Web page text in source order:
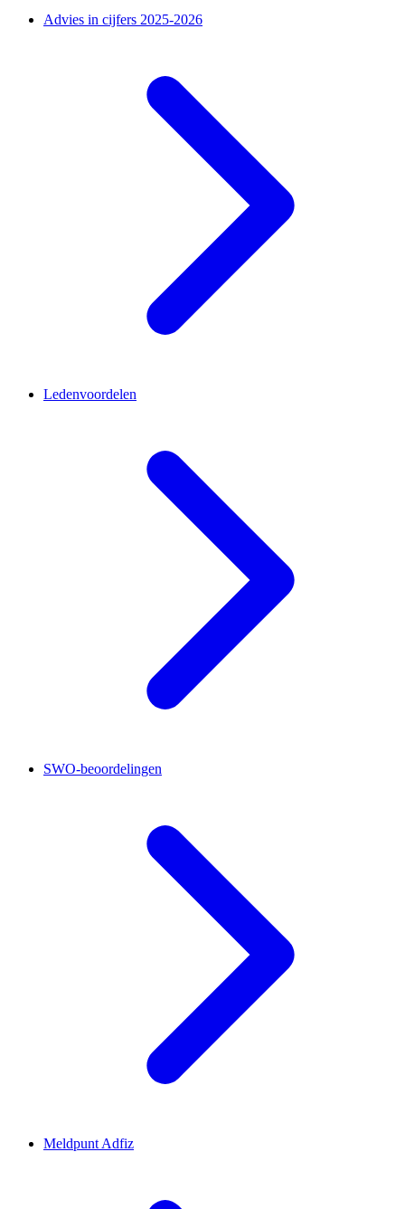
Advies in cijfers 2025-2026
Ledenvoordelen
SWO-beoordelingen
Meldpunt Adfiz